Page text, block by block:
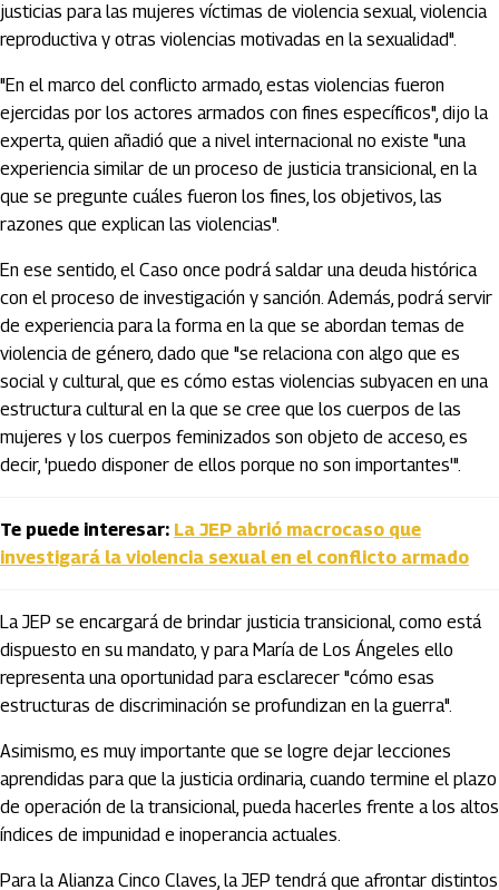
justicias para las mujeres víctimas de violencia sexual, violencia
reproductiva y otras violencias motivadas en la sexualidad".
"En el marco del conflicto armado, estas violencias fueron
ejercidas por los actores armados con fines específicos", dijo la
experta, quien añadió que a nivel internacional no existe "una
experiencia similar de un proceso de justicia transicional, en la
que se pregunte cuáles fueron los fines, los objetivos, las
razones que explican las violencias".
En ese sentido, el Caso once podrá saldar una deuda histórica
con el proceso de investigación y sanción. Además, podrá servir
de experiencia para la forma en la que se abordan temas de
violencia de género, dado que "se relaciona con algo que es
social y cultural, que es cómo estas violencias subyacen en una
estructura cultural en la que se cree que los cuerpos de las
mujeres y los cuerpos feminizados son objeto de acceso, es
decir, 'puedo disponer de ellos porque no son importantes'".
Te puede interesar: La JEP abrió macrocaso que
investigará la violencia sexual en el conflicto armado
La JEP se encargará de brindar justicia transicional, como está
dispuesto en su mandato, y para María de Los Ángeles ello
representa una oportunidad para esclarecer "cómo esas
estructuras de discriminación se profundizan en la guerra".
Asimismo, es muy importante que se logre dejar lecciones
aprendidas para que la justicia ordinaria, cuando termine el plazo
de operación de la transicional, pueda hacerles frente a los altos
índices de impunidad e inoperancia actuales.
Para la Alianza Cinco Claves, la JEP tendrá que afrontar distintos